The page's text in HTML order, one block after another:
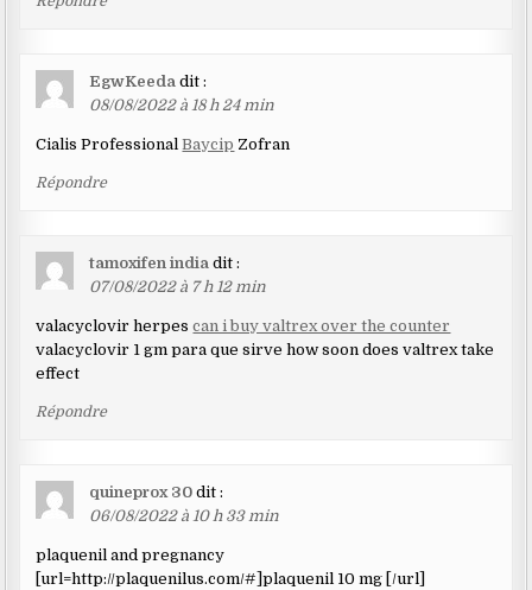
EgwKeeda dit :
08/08/2022 à 18 h 24 min
Cialis ProfessionalBaycip Zofran
Répondre
tamoxifen india dit :
07/08/2022 à 7 h 12 min
valacyclovir herpescan i buy valtrex over the counter
valacyclovir 1 gm para que sirve how soon does valtrex take
effect
Répondre
quineprox 30 dit :
06/08/2022 à 10 h 33 min
plaquenil and pregnancy
[url=http://plaquenilus.com/#]plaquenil 10 mg [/url]